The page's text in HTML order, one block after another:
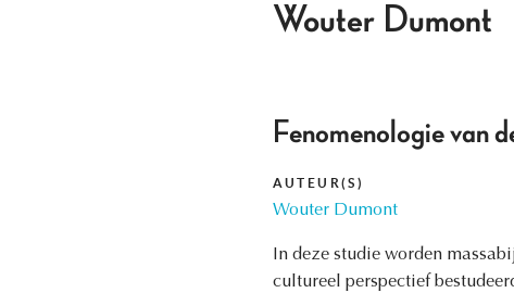
Wouter Dumont
Fenomenologie van
AUTEUR(S)
Wouter Dumont
In deze studie worden
cultureel perspectief